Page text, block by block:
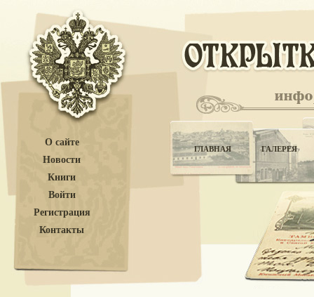
О сайте
Новости
Книги
Войти
Регистрация
Контакты
ГЛАВНАЯ ГАЛЕРЕЯ